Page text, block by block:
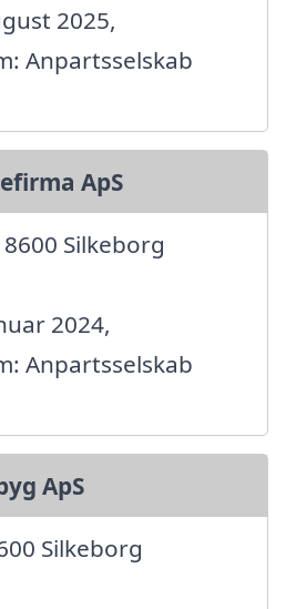
2025,
Anpartsselskab
ApS
Silkeborg
2024,
Anpartsselskab
ApS
Silkeborg